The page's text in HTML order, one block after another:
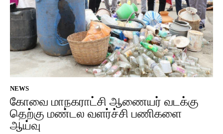
NEWS
கோவை மாநகராட்சி ஆணையர் வடக்கு
தெற்கு மண்டல வளர்ச்சி பணிகளை
ஆய்வு